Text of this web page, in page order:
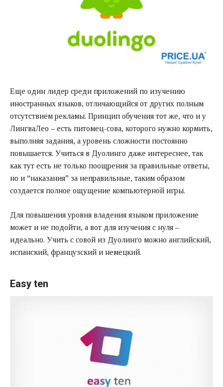
Еще один лидер среди приложений по изучению
иностранных языков, отличающийся от других полным
отсутствием рекламы. Принцип обучения тот же, что и у
ЛингваЛео – есть питомец-сова, которого нужно кормить,
выполняя задания, а уровень сложности постоянно
повышается. Учиться в Дуолинго даже интереснее, так
как тут есть не только поощрения за правильные ответы,
но и “наказания” за неправильные, таким образом
создается полное ощущение компьютерной игры.
Для повышения уровня владения языком приложение
может и не подойти, а вот для изучения с нуля –
идеально. Учить с совой из Дуолинго можно английский,
испанский, французский и немецкий.
Easy ten